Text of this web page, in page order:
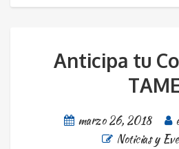
Anticipa tu
TAME
marzo 26, 2018
Noticias y